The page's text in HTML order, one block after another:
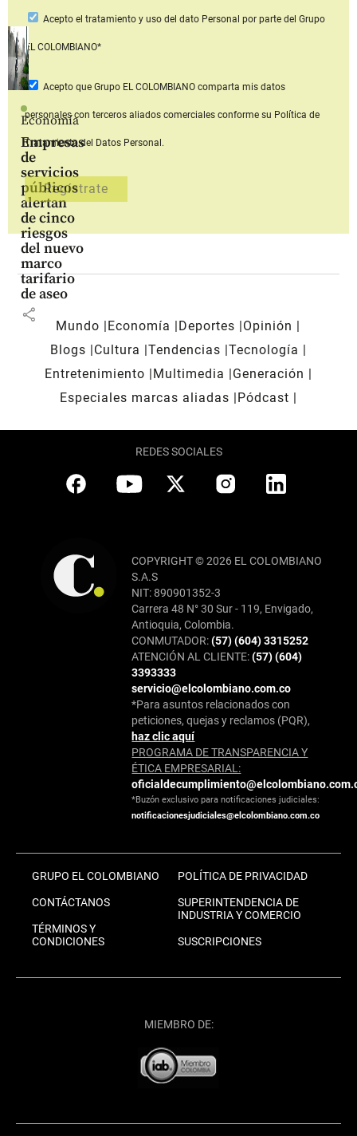
Economía
Empresas
de
servicios
públicos
alertan
de cinco
riesgos
del nuevo
marco
tarifario
de aseo
share
Acepto el tratamiento y uso del dato Personal por parte del Grupo
EL COLOMBIANO*
Acepto que Grupo EL COLOMBIANOcomparta mis datos
personales con terceros aliados comerciales conforme su Política de
Tratamiento del Datos Personal.
Mundo Economía Deportes
Opinión
Blogs
Cultura Tendencias Tecnología
Entretenimiento
Multimedia
Generación
Especiales marcas aliadas
Pódcast
REDES SOCIALES
COPYRIGHT © 2026 EL COLOMBIANO
S.A.S
NIT: 890901352-3
Carrera 48 N° 30 Sur - 119, Envigado,
Antioquia, Colombia.
CONMUTADOR:(57) (604) 3315252
ATENCIÓN AL CLIENTE:(57) (604)
3393333
servicio@elcolombiano.com.co
*Para asuntos relacionados con
peticiones, quejas y reclamos (PQR),
haz clic aquí
PROGRAMA DE TRANSPARENCIA Y
ÉTICA EMPRESARIAL:
*Buzón exclusivo para notificaciones judiciales:
notificacionesjudiciales@elcolombiano.com.co
GRUPO EL COLOMBIANO
CONTÁCTANOS
TÉRMINOS Y
CONDICIONES
POLÍTICA DE PRIVACIDAD
SUPERINTENDENCIA DE
INDUSTRIA Y COMERCIO
SUSCRIPCIONES
MIEMBRO DE: